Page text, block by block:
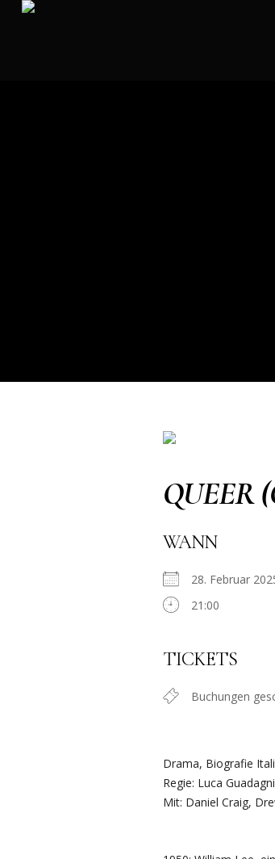
QUEER
WANN
28. Februar
21:00
TICKETS
Buchungen
Drama, Biografie
Regie: Luca
Mit: Daniel Craig,